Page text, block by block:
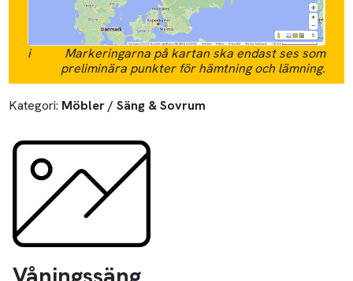
i
Markeringarna på kartan ska endast ses som
preliminära punkter för hämtning och lämning.
Kategori: Möbler / Säng & Sovrum